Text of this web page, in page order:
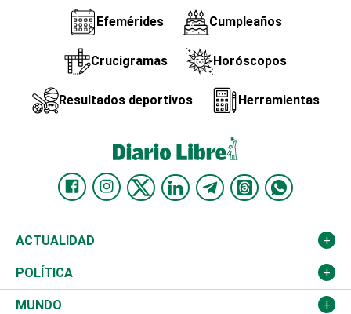
Efemérides Cumpleaños
Crucigramas Horóscopos
Resultados deportivos Herramientas
ACTUALIDAD
Nacional
Ciudad
POLÍTICA
Partidos
MUNDO